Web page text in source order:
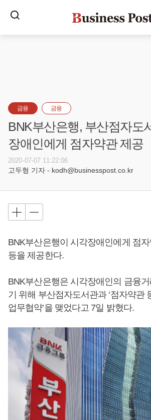
금융 금융
BNK부산은행, 부산점자도
장애인에게 점자약관 제공
2020-07-07 11:22:06
고두형 기자 - kodh@businesspost.co.kr
BNK부산은행이 시각장애인에게 점
등을 제공한다.
BNK부산은행은 시각장애인의 금융거
기 위해 부산점자도서관과 ‘점자약관
업무협약’을 맺었다고 7일 밝혔다.